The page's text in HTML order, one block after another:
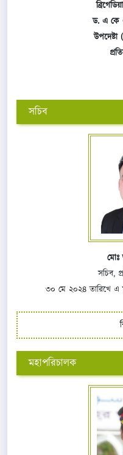
ড. এ কে
উপদেষ্টা
সচিব
মোঃ
সচিব,
৩০ মে ২০২৪ তারিখে এ
মহাপরিচালক